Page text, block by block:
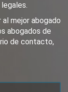
al mejor abogado
abogados de
de contacto,